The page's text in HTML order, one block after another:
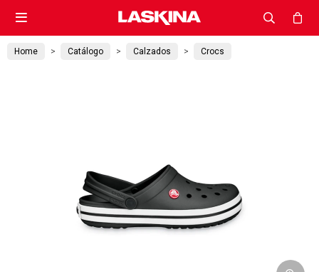

Home Catálogo Calzados Crocs